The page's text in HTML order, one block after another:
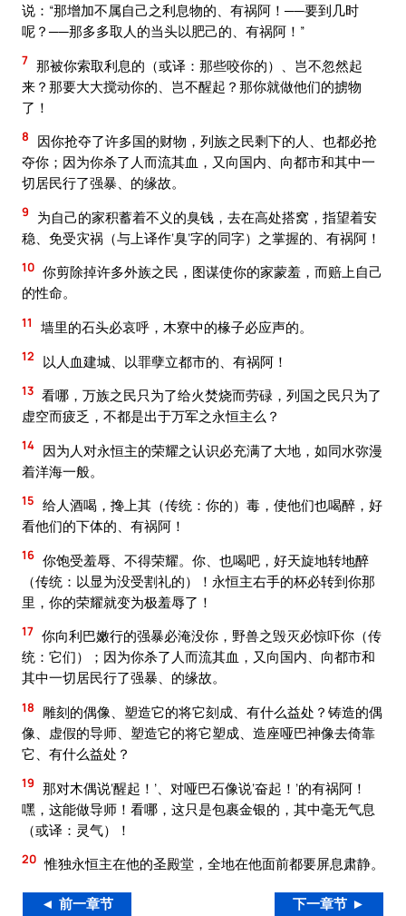
说：“那增加不属自己之利息物的、有祸阿！──要到几时
呢？──那多多取人的当头以肥己的、有祸阿！”
7 那被你索取利息的（或译：那些咬你的）、岂不忽然起
来？那要大大搅动你的、岂不醒起？那你就做他们的掳物
了！
8
因你抢夺了许多国的财物，列族之民剩下的人、也都必抢
夺你；因为你杀了人而流其血，又向国内、向都市和其中一
切居民行了强暴、的缘故。
9
为自己的家积蓄着不义的臭钱，去在高处搭窝，指望着安
稳、免受灾祸（与上译作‘臭’字的同字）之掌握的、有祸阿！
10 你剪除掉许多外族之民，图谋使你的家蒙羞，而赔上自己
的性命。
11 墙里的石头必哀呼，木寮中的椽子必应声的。
12 以人血建城、以罪孽立都市的、有祸阿！
13 看哪，万族之民只为了给火焚烧而劳碌，列国之民只为了
虚空而疲乏，不都是出于万军之永恒主么？
14 因为人对永恒主的荣耀之认识必充满了大地，如同水弥漫
着洋海一般。
15 给人酒喝，搀上其（传统：你的）毒，使他们也喝醉，好
看他们的下体的、有祸阿！
16 你饱受羞辱、不得荣耀。你、也喝吧，好天旋地转地醉
（传统：以显为没受割礼的）！永恒主右手的杯必转到你那
里，你的荣耀就变为极羞辱了！
17 你向利巴嫩行的强暴必淹没你，野兽之毁灭必惊吓你（传
统：它们）；因为你杀了人而流其血，又向国内、向都市和
其中一切居民行了强暴、的缘故。
18
雕刻的偶像、塑造它的将它刻成、有什么益处？铸造的偶
像、虚假的导师、塑造它的将它塑成、造座哑巴神像去倚靠
它、有什么益处？
19 那对木偶说‘醒起！’、对哑巴石像说‘奋起！’的有祸阿！
嘿，这能做导师！看哪，这只是包裹金银的，其中毫无气息
（或译：灵气）！
20 惟独永恒主在他的圣殿堂，全地在他面前都要屏息肃静。
◄ 前一章节 下一章节 ►